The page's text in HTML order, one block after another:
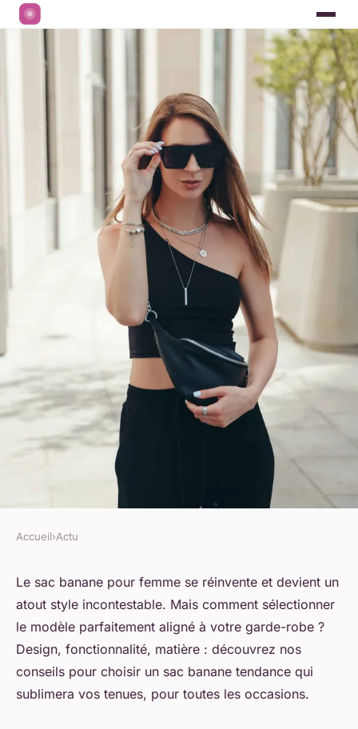
Sac banane pour femme :
conseils pour choisir le
modèle adapté à votre style !
Pierre•9 mars 2024•3 min de lecture
Accueil›Actu
Le sac banane pour femme se réinvente et devient un
atout style incontestable. Mais comment sélectionner
le modèle parfaitement aligné à votre garde-robe ?
Design, fonctionnalité, matière : découvrez nos
conseils pour choisir un sac banane tendance qui
sublimera vos tenues, pour toutes les occasions.